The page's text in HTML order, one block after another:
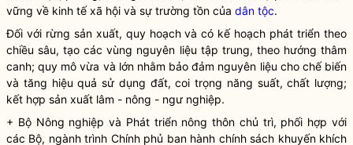
vững về kinh tế xã hội và sự trường tồn của dân tộc.
Đối với rừng sản xuất, quy hoạch và có kế hoạch phát triển theo
chiều sâu, tạo các vùng nguyên liệu tập trung, theo hướng thâm
canh; quy mô vừa và lớn nhằm bảo đảm nguyên liệu cho chế biến
và tăng hiệu quả sử dụng đất, coi trọng năng suất, chất lượng;
kết hợp sản xuất lâm - nông - ngư nghiệp.
+ Bộ Nông nghiệp và Phát triển nông thôn chủ trì, phối hợp với
các Bộ, ngành trình Chính phủ ban hành chính sách khuyến khích